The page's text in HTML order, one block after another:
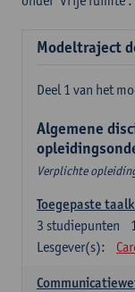
Modeltraject
Deel 1 van het
Algemene
Verplichte
Toegepaste
3 studiepunten
Lesgever(s):